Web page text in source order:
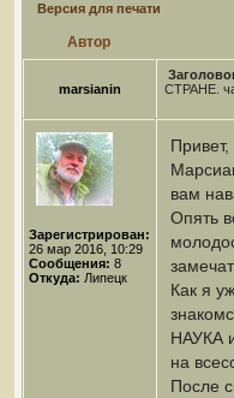
Версия для печати
Автор
marsianin
СТРАНЕ.
Зарегистрирован:
26 мар 2016, 10:29
Сообщения: 8
Откуда: Липецк
вам
Опять
Как я
НАУКА
на
После